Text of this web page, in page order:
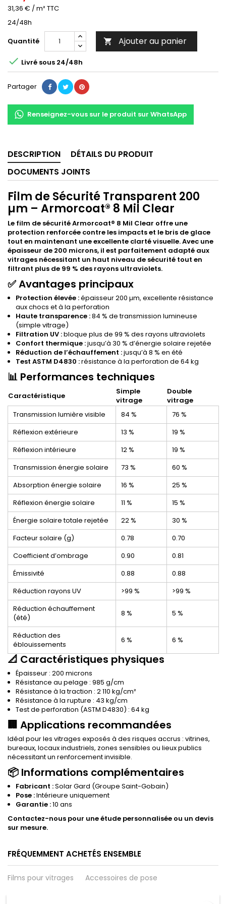
31,36 € / m² TTC
24/48h
Quantité
 Ajouter au panier
 Livré sous 24/48h
Partager
Renseignez-vous sur le produit sur WhatsApp
DESCRIPTION
DÉTAILS DU PRODUIT
DOCUMENTS JOINTS
Film de Sécurité Transparent 200
µm – Armorcoat® 8 Mil Clear
Le film de sécurité Armorcoat® 8 Mil Clear offre une
protection renforcée contre les impacts et le bris de glace
tout en maintenant une excellente clarté visuelle. Avec une
épaisseur de 200 microns, il est parfaitement adapté aux
vitrages nécessitant un haut niveau de sécurité tout en
filtrant plus de 99 % des rayons ultraviolets.
✅ Avantages principaux
Protection élevée :épaisseur 200 µm, excellente résistance
aux chocs et à la perforation
Haute transparence :84 % de transmission lumineuse
(simple vitrage)
Filtration UV :bloque plus de 99 % des rayons ultraviolets
Confort thermique :jusqu’à 30 % d’énergie solaire rejetée
Réduction de l’échauffement :jusqu’à 8 % en été
Test ASTM D4830 :résistance à la perforation de 64 kg
📊 Performances techniques
Caractéristique
Simple
vitrage
Double
vitrage
Transmission lumière visible
84 %
76 %
Réflexion extérieure
13 %
19 %
Réflexion intérieure
12 %
19 %
Transmission énergie solaire
73 %
60 %
Absorption énergie solaire
16 %
25 %
Réflexion énergie solaire
11 %
15 %
Énergie solaire totale rejetée
22 %
30 %
Facteur solaire (g)
0.78
0.70
Coefficient d’ombrage
0.90
0.81
Émissivité
0.88
0.88
Réduction rayons UV
>99 %
>99 %
Réduction échauffement
(été)
8 % 5 %
Réduction des
éblouissements
6 % 6 %
📐 Caractéristiques physiques
Épaisseur : 200 microns
Résistance au pelage : 985 g/cm
Résistance à la traction : 2 110 kg/cm²
Résistance à la rupture : 43 kg/cm
Test de perforation (ASTM D4830) : 64 kg
🏢 Applications recommandées
Idéal pour les vitrages exposés à des risques accrus : vitrines,
bureaux, locaux industriels, zones sensibles ou lieux publics
nécessitant un renforcement invisible.
📦 Informations complémentaires
Fabricant :Solar Gard (Groupe Saint-Gobain)
Pose :Intérieure uniquement
Garantie :10 ans
Contactez-nous pour une étude personnalisée ou un devis
sur mesure.
FRÉQUEMMENT ACHETÉS ENSEMBLE
Films pour vitrages Accessoires de pose